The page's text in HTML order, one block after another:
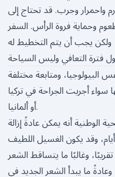
واحمرار وجرب. قد تحتاج إلى
وحماية فروة الرأس. السفر
يجب أن يتم التخطيط له
البيولوجيا، ومتابعة مختلفة
سواء أجريت الجراحة في تركيا
أو ألمانيا.
الوطنية أنه يمكن عادةً إزالة
الضمادات بعد 2 إلى 5 أيام، وقد يكون الغسيل اللطيف
وغالبًا ما يتساقط الشعر
ما يبدأ الشعر الجديد في